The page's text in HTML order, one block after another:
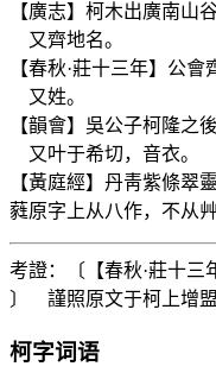
【廣志】柯木出廣南山
又齊地名。
【春秋·莊十三年】公會
又姓。
【韻會】吳公子柯隆之後
又叶于希切，音衣。
【黃庭經】丹靑紫條翠
蕤原字上从八作，不从艸
考證：〔【春秋·莊十三
〕 謹照原文于柯上增盟
柯字词语